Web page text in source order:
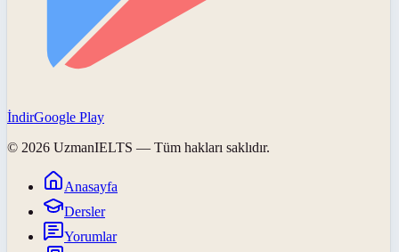
İndirGoogle Play
© 2026 UzmanIELTS — Tüm hakları saklıdır.
Anasayfa
Dersler
Yorumlar